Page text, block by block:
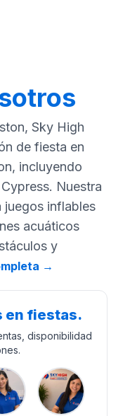
Sky High
de fiesta en
incluyendo
Nuestra
juegos inflables
acuáticos
y
→
en fiestas.
disponibilidad